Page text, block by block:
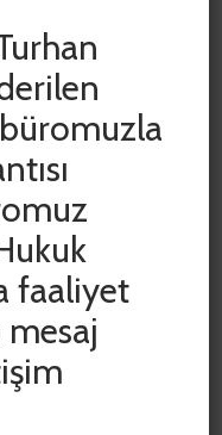
SÜRELER
HAZİRAN 2020
faaliyet